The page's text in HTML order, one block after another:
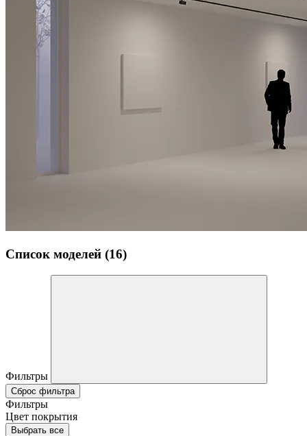
Список моделей (16)
Фильтры
Сброс фильтра
Фильтры
Цвет покрытия
Выбрать все